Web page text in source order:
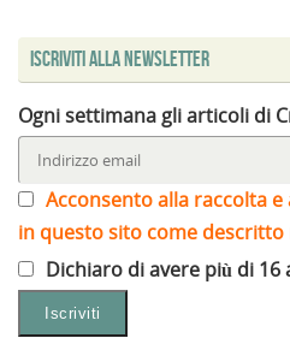
Iscriviti alla Newsletter
Ogni settimana gli articoli di
Acconsento alla raccolta
in questo sito come descritto
Dichiaro di avere più di 16